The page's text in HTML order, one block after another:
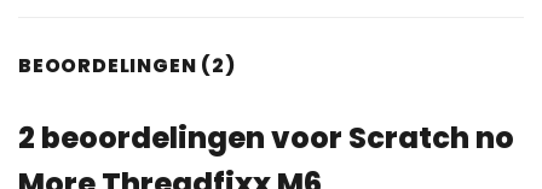
BEOORDELINGEN (2)
2 beoordelingen voor Scratch no